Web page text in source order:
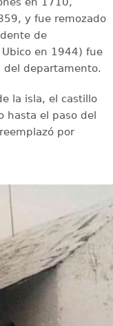
y fue remozado
de
en 1944) fue
del departamento.
la isla, el castillo
hasta el paso del
por